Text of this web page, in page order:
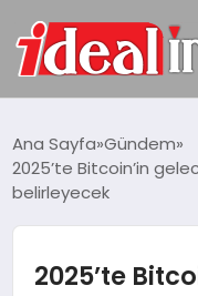
BILGISAYAR
Ana Sayfa Gündem
2025’te Bitcoin’in
belirleyecek
2025’te